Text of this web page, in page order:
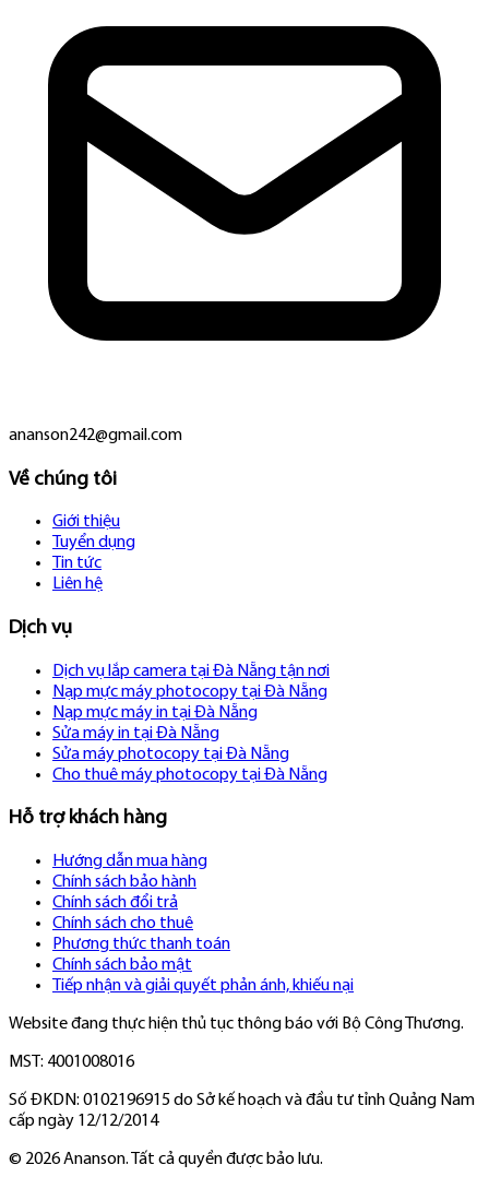
ananson242@gmail.com
Về chúng tôi
Giới thiệu
Tuyển dụng
Tin tức
Liên hệ
Dịch vụ
Dịch vụ lắp camera tại Đà Nẵng tận nơi
Nạp mực máy photocopy tại Đà Nẵng
Nạp mực máy in tại Đà Nẵng
Sửa máy in tại Đà Nẵng
Sửa máy photocopy tại Đà Nẵng
Cho thuê máy photocopy tại Đà Nẵng
Hỗ trợ khách hàng
Hướng dẫn mua hàng
Chính sách bảo hành
Chính sách đổi trả
Chính sách cho thuê
Phương thức thanh toán
Chính sách bảo mật
Tiếp nhận và giải quyết phản ánh, khiếu nại
Website đang thực hiện thủ tục thông báo với Bộ Công Thương.
MST: 4001008016
Số ĐKDN: 0102196915 do Sở kế hoạch và đầu tư tỉnh Quảng Nam
cấp ngày 12/12/2014
© 2026Ananson. Tất cả quyền được bảo lưu.